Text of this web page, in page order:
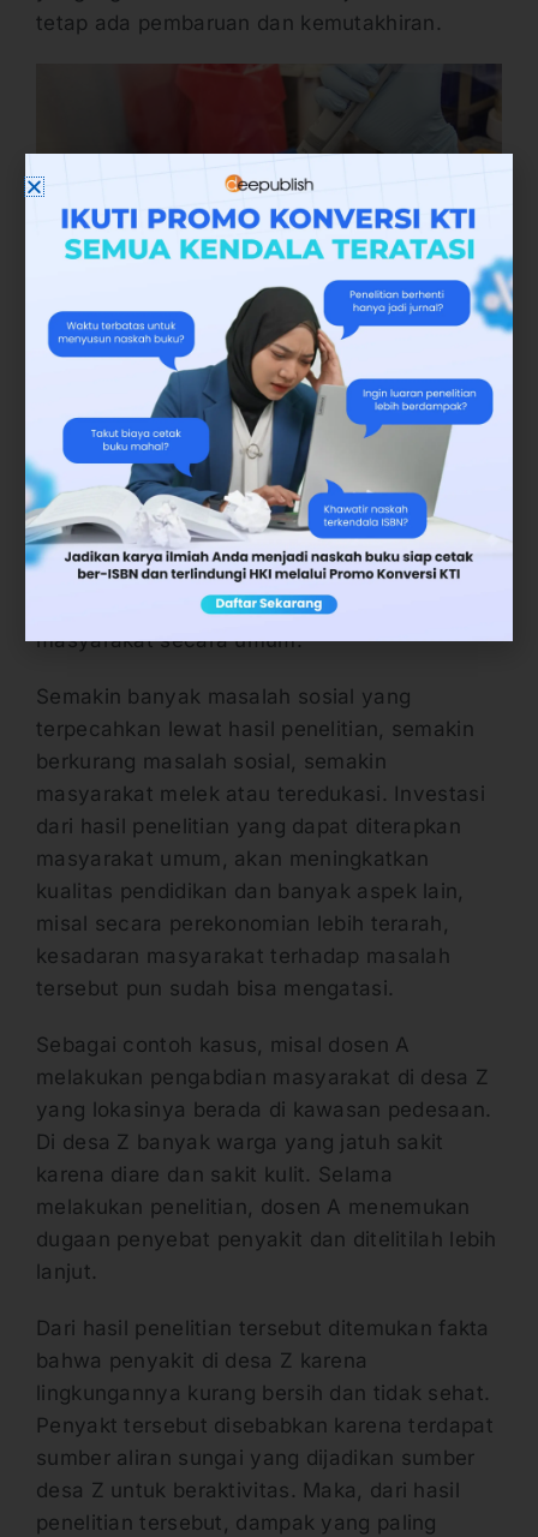
tetap ada pembaruan dan kemutakhiran.
Setiap hasil penelitian pada prinsipnya
mengulas banyak masalah. Mulai dari
masalah yang sifatnya akademis, ataupun
non akademis. Masalah diluar akademis, bisa
diterapkan secara sosial. Jadi hasil penelitian
tidak sekedar dirasakan oleh peserta didik
atau akademis. Tetapi juga dirasakan oleh
masyarakat secara umum.
Semakin banyak masalah sosial yang
terpecahkan lewat hasil penelitian, semakin
berkurang masalah sosial, semakin
masyarakat melek atau teredukasi. Investasi
dari hasil penelitian yang dapat diterapkan
masyarakat umum, akan meningkatkan
kualitas pendidikan dan banyak aspek lain,
misal secara perekonomian lebih terarah,
kesadaran masyarakat terhadap masalah
tersebut pun sudah bisa mengatasi.
Sebagai contoh kasus, misal dosen A
melakukan pengabdian masyarakat di desa Z
yang lokasinya berada di kawasan pedesaan.
Di desa Z banyak warga yang jatuh sakit
karena diare dan sakit kulit. Selama
melakukan penelitian, dosen A menemukan
dugaan penyebat penyakit dan ditelitilah lebih
lanjut.
Dari hasil penelitian tersebut ditemukan fakta
bahwa penyakit di desa Z karena
lingkungannya kurang bersih dan tidak sehat.
Penyakt tersebut disebabkan karena terdapat
sumber aliran sungai yang dijadikan sumber
desa Z untuk beraktivitas. Maka, dari hasil
penelitian tersebut, dampak yang paling